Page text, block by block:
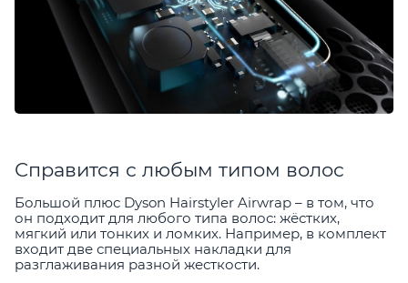
Справится с любым типом волос
Большой плюс Dyson Hairstyler Airwrap – в том, что
он подходит для любого типа волос: жёстких,
мягкий или тонких и ломких. Например, в комплект
входит две специальных накладки для
разглаживания разной жесткости.